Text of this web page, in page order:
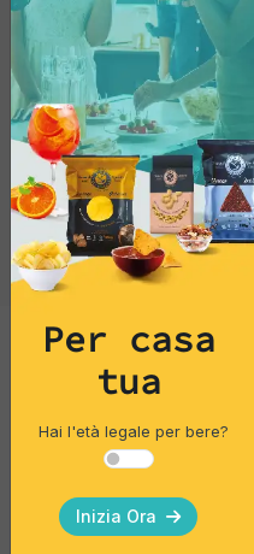
Gourmet Snack
Taralli classici
Pacco singolo
Per casa
tua
Hai l'età legale per bere?
Inizia Ora